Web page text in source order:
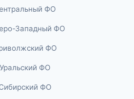
ФО
Западный ФО
ФО
Уральский ФО
ФО